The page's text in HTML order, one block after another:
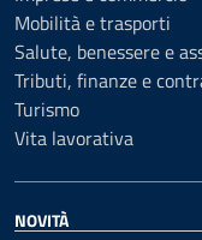
Mobilità e trasporti
Salute, benessere e
Tributi, finanze e
Turismo
Vita lavorativa
NOVITÀ